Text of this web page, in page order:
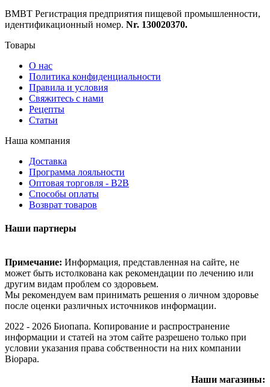
ВМВТ Регистрация предприятия пищевой промышленности,
идентификационный номер. Nr. 130020370.
Товары
О нас
Политика конфиденциальности
Правила и условия
Свяжитесь с нами
Рецепты
Статьи
Наша компания
Доставка
Программа лояльности
Оптовая торговля - B2B
Способы оплаты
Возврат товаров
Наши партнеры
Примечание: Информация, представленная на сайте, не
может быть истолкована как рекомендации по лечению или
другим видам проблем со здоровьем.
Мы рекомендуем вам принимать решения о личном здоровье
после оценки различных источников информации.
2022 - 2026 Биопапа. Копирование и распространение
информации и статей на этом сайте разрешено только при
условии указания права собственности на них компании
Biopapa.
Наши магазины: